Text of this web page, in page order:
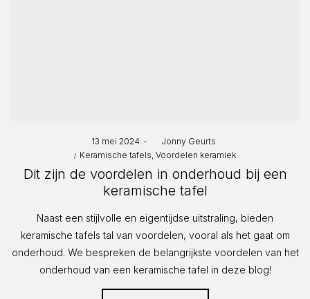
Posted
on
13 mei 2024
Jonny Geurts
Posted
Keramische tafels Voordelen keramiek
Dit zijn de voordelen in onderhoud bij een
keramische tafel
Naast een stijlvolle en eigentijdse uitstraling, bieden
keramische tafels tal van voordelen, vooral als het gaat om
onderhoud. We bespreken de belangrijkste voordelen van het
onderhoud van een keramische tafel in deze blog!